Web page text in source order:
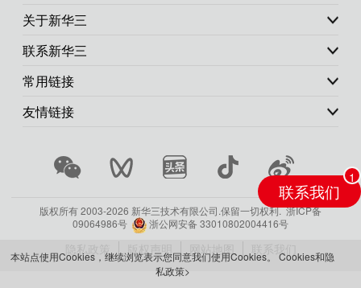
关于新华三
联系新华三
常用链接
友情链接
版权所有 2003-2026 新华三技术有限公司.保留一切权利.浙ICP备
09064986号
浙公网安备 33010802004416号
隐私政策 版权声明 网站地图 联系我们
联系我们
本站点使用Cookies，继续浏览表示您同意我们使用Cookies。 Cookies和隐
私政策>